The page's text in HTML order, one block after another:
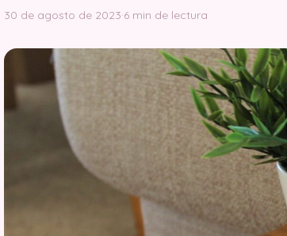
30 de agosto de 2023·6 min de lectura